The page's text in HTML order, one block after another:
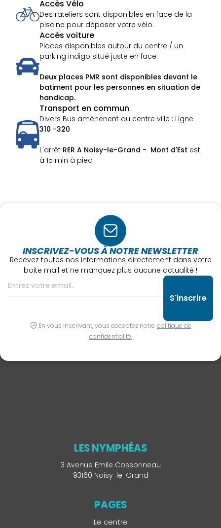
Accès Vélo
Des rateliers sont disponibles en face de la
piscine pour déposer votre vélo.
Accès voiture
Places disponibles autour du centre / un
parking indigo situé juste en face.
Deux places PMR sont disponibles devant le
batiment pour les personnes en situation de
handicap.
Transport en commun
Divers Bus amènenent au centre ville : Ligne
310 -320
L'arrêt RER A Noisy-le-Grand - Mont d'Est est
à 15 min à pied
INSCRIVEZ-VOUS À NOTRE NEWSLETTER
Recevez toutes nos informations directement dans votre
boite mail et ne manquez plus aucune actualité !
En vous inscrivant, vous acceptez notre politique de
confidentialité.
LES NYMPHÉAS
3 Avenue Emile Cossonneau
93160 Noisy-le-Grand
PAGES
Le centre